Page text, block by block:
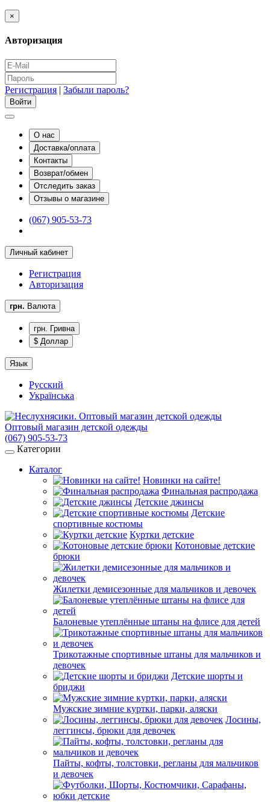
×
Авторизация
Регистрация | Забыли пароль?
О нас
Доставка/оплата
Контакты
Возврат/обмен
Отследить заказ
Отзывы о магазине
(067) 905-53-73
Личный кабинет
Регистрация
Авторизация
грн. Валюта
грн. Гривна
$ Доллар
Язык
Русский
Українська
Оптовый магазин детской одежды
(067) 905-53-73
Категории
Каталог
Новинки на сайте!
Финальная распродажа
Детские джинсы
Детские
спортивные костюмы
Куртки детские
Котоновые детские
брюки
Жилетки демисезонные для мальчиков и девочек
Балоневые утеплённые штаны на флисе для детей
Трикотажные спортивные штаны для мальчиков и
девочек
Детские шорты и
бриджи
Мужские зимние куртки, парки, аляски
Лосины,
леггинсы, брюки для девочек
Пайты, кофты, толстовки, регланы для мальчиков
и девочек